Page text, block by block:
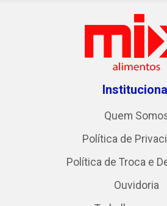
Quem
Política de
Política de Troca e
Ouvidoria